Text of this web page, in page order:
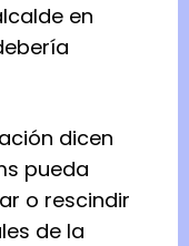
en
dicen
pueda
o rescindir
de la